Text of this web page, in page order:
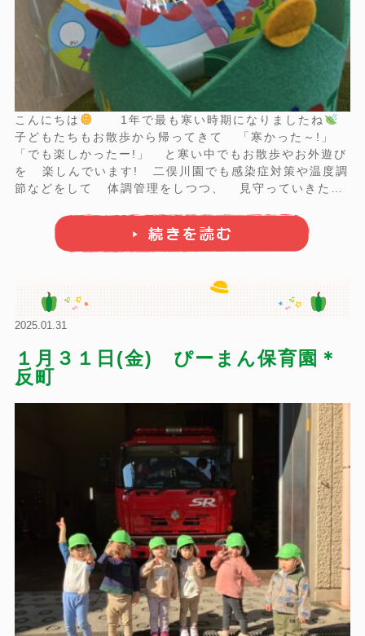
こんにちは
1年で最も寒い時期になりましたね
子どもたちもお散歩から帰ってきて 「寒かった～!」
「でも楽しかったー!」 と寒い中でもお散歩やお外遊び
を 楽しんでいます! 二俣川園でも感染症対策や温度調
節などをして 体調管理をしつつ、 見守っていきたい
2025.01.31
１月３１日(金) ぴーまん保育園＊
反町